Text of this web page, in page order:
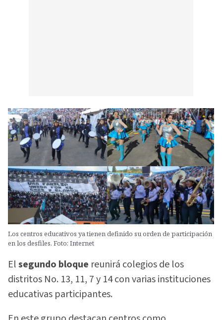
Los centros educativos ya tienen definido su orden de participación
en los desfiles. Foto: Internet
Elsegundo bloque reunirá colegios de los
distritos No. 13, 11, 7 y 14 con varias instituciones
educativas participantes.